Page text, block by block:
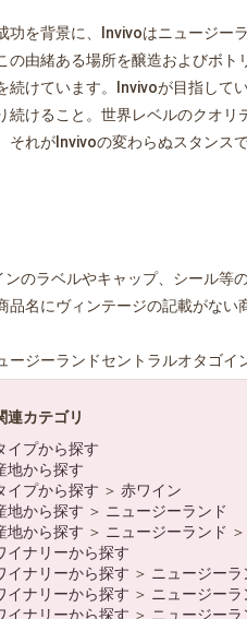
功を背景に、Invivoはニュージー
の由緒ある場所を醸造およびボ
続けています。Invivoが目指して
続けること。世界レベルのクオ
それがInvivoの変わらぬスタンスで
ンのラベルやキャップ、シール等
品名にヴィンテージの記載がない
ージーランドセントラルオタゴ
連カテゴリ
イプから探す
地から探す
イプから探す ＞ 赤ワイン
地から探す ＞ ニュージーランド
地から探す ＞ ニュージーランド ＞
イナリーから探す
イナリーから探す ＞ ニュージーラ
イナリーから探す ＞ ニュージーラ
イナリーから探す ＞ ニュージーラ